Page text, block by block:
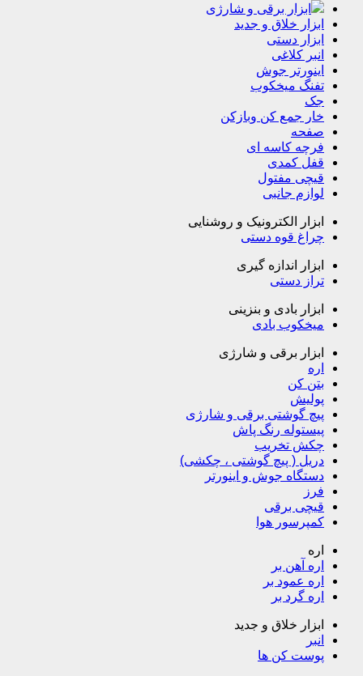
ابزار برقی و شارژی
ابزار خلاق و جدید
ابزار دستی
انبر کلاغی
اینورتر جوش
تفنگ میخکوب
جک
خار جمع کن وبازکن
صفحه
فرچه کاسه ای
قفل کمدی
قیچی مفتول
لوازم جانبی
ابزار الکترونیک و روشنایی
چراغ قوه دستی
ابزار اندازه گیری
تراز دستی
ابزار بادی و بنزینی
میخکوب بادی
ابزار برقی و شارژی
اره
بتن کن
پولیش
پیچ گوشتی برقی و شارژی
پیستوله رنگ پاش
چکش تخریب
دریل ( پیچ گوشتی ، چکشی)
دستگاه جوش و اینورتر
فرز
قیچی برقی
کمپرسور هوا
اره
اره آهن بر
اره عمود بر
اره گرد بر
ابزار خلاق و جدید
انبر
پوست کن ها